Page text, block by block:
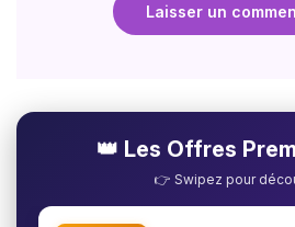
Laisser un
👑 Les Offres
👉 Swipez pour